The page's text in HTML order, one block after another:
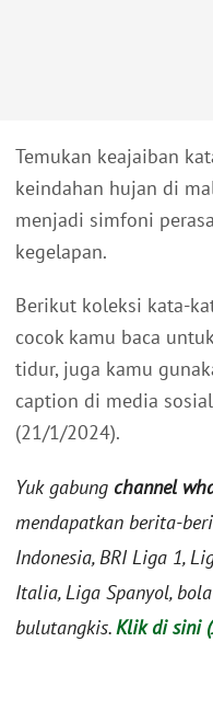
Temukan keajaiban
keindahan hujan di
menjadi simfoni
kegelapan.
Berikut koleksi kata-
cocok kamu baca
tidur, juga kamu
caption di media
(21/1/2024).
Yuk gabung channel
mendapatkan berita-
Indonesia, BRI Liga 1,
Italia, Liga Spanyol,
bulutangkis.Klik di sini